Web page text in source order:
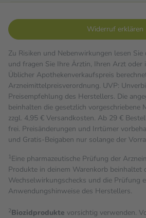
Widerruf erklären
Zu Risiken und Nebenwirkungen lesen Sie
und fragen Sie Ihre Ärztin, Ihren Arzt oder
Üblicher Apothekenverkaufspreis
Arzneimittelpreisverordnung. UVP:
Preisempfehlung des Herstellers. Die
beinhalten die gesetzlich vorgeschriebene
zzgl. 4,95 € Versandkosten. Ab 29 €
frei. Preisänderungen und Irrtümer
und Gratis-Beigaben nur solange der
1Eine pharmazeutische Prüfung der
Produkte in deinem Warenkorb beinhaltet
Wechselwirkungschecks und die Prüfung
Anwendungshinweise des Herstellers.
2Biozidprodukte vorsichtig verwenden.